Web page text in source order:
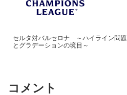
セルタ対バルセロナ ～ハイライン問題
とグラデーションの境目～
コメント